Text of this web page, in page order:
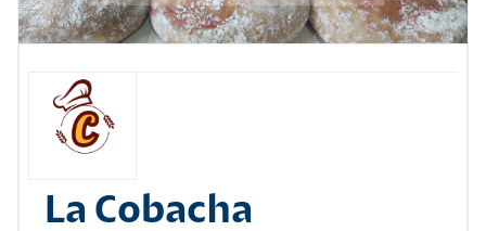
La Cobacha